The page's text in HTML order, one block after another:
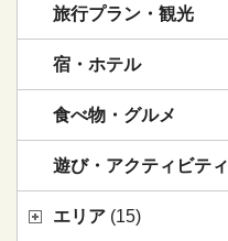
旅行プラン・観光
宿・ホテル
食べ物・グルメ
遊び・アクティビティ
エリア (15)